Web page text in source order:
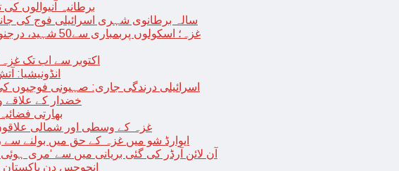
برطانیہ آنیوالوں
19 سالہ برطانوی شہری اسرائیلی فوج کی
غزہ؛ اسکولوں پربمباری سے50 شہید، درجنوں اسرائیلی ٹینک خان یونس میں داخل
7 اکتوبر سے اب تک غزہ کے 19 لاکھ شہری بے
انڈونیشیا: آتش
اسرائیلی درندگی جاری: صہیونی فوجیوں
خضدار کے علاقے
بھارتی فضائیہ کا
غزہ کے وسطی اور شمالی علاقوں
“ایوارڈ شو میں غزہ کے حق میں بولنے سے
آن لائن آرڈر کی گئی بریانی میں سے ‘مری ہوئی
انجوجس دن پاکستان